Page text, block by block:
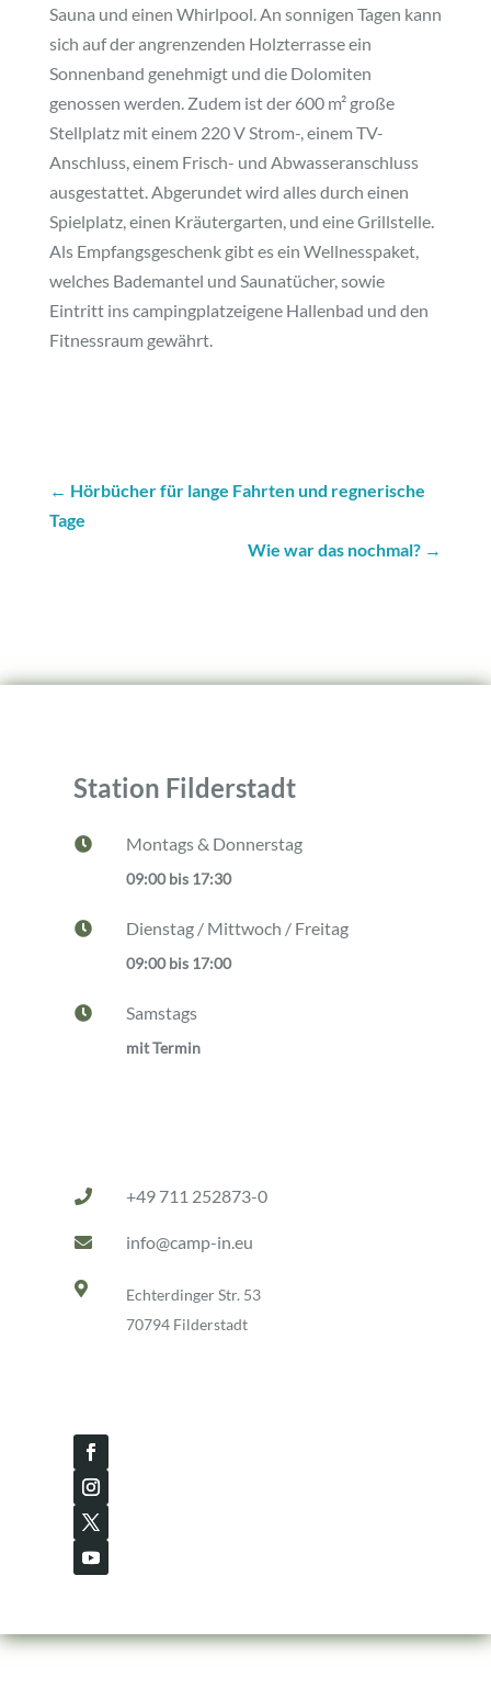
Sauna und einen Whirlpool. An sonnigen Tagen kann
sich auf der angrenzenden Holzterrasse ein
Sonnenband genehmigt und die Dolomiten
genossen werden. Zudem ist der 600 m² große
Stellplatz mit einem 220 V Strom-, einem TV-
Anschluss, einem Frisch- und Abwasseranschluss
ausgestattet. Abgerundet wird alles durch einen
Spielplatz, einen Kräutergarten, und eine Grillstelle.
Als Empfangsgeschenk gibt es ein Wellnesspaket,
welches Bademantel und Saunatücher, sowie
Eintritt ins campingplatzeigene Hallenbad und den
Fitnessraum gewährt.
← Hörbücher für lange Fahrten und regnerische
Tage
Wie war das nochmal? →
Station Filderstadt
 Montags & Donnerstag
09:00 bis 17:30
 Dienstag / Mittwoch / Freitag
09:00 bis 17:00
 Samstags
mit Termin
 +49 711 252873-0
 info@camp-in.eu

Echterdinger Str. 53
70794 Filderstadt